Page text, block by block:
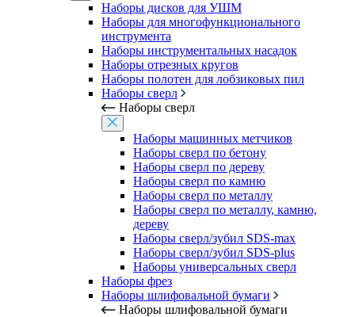
Наборы дисков для УШМ
Наборы для многофункционального
инструмента
Наборы инструментальных насадок
Наборы отрезных кругов
Наборы полотен для лобзиковых пил
Наборы сверл
Наборы сверл
Наборы машинных метчиков
Наборы сверл по бетону
Наборы сверл по дереву
Наборы сверл по камню
Наборы сверл по металлу
Наборы сверл по металлу, камню,
дереву
Наборы сверл/зубил SDS-max
Наборы сверл/зубил SDS-plus
Наборы универсальных сверл
Наборы фрез
Наборы шлифовальной бумаги
Наборы шлифовальной бумаги